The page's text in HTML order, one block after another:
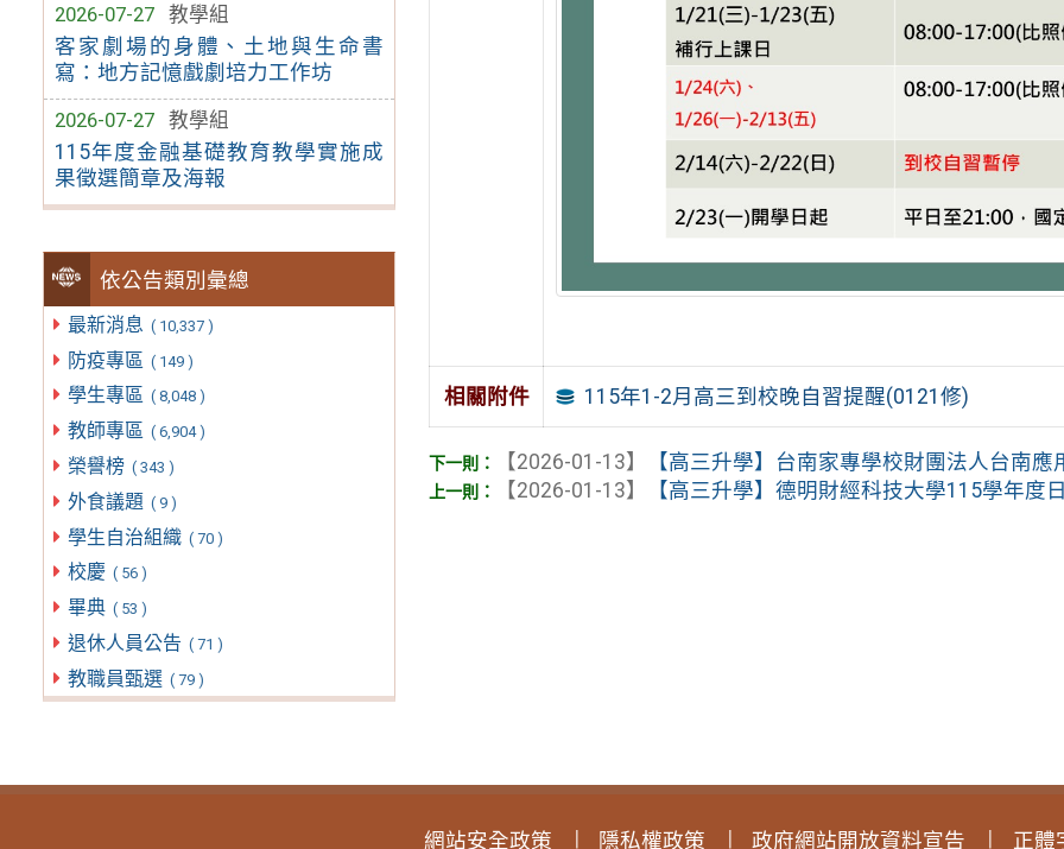
2026-07-27
教學組
客家劇場的身體、土地與生命書
寫：地方記憶戲劇培力工作坊
2026-07-27
教學組
115年度金融基礎教育教學實施成
果徵選簡章及海報
依公告類別彙總
最新消息 ( 10,337 )
防疫專區 ( 149 )
學生專區 ( 8,048 )
教師專區 ( 6,904 )
榮譽榜 ( 343 )
外食議題 ( 9 )
學生自治組織 ( 70 )
校慶 ( 56 )
畢典 ( 53 )
退休人員公告 ( 71 )
教職員甄選 ( 79 )
相關附件 115年1-2月高三到校晚自習提醒(0121修)
【2026-01-13】
【高三升學】台南家專學校財團法人台南
【2026-01-13】
【高三升學】德明財經科技大學115學年度
網站安全政策 隱私權政策 政府網站開放資料宣告 正體